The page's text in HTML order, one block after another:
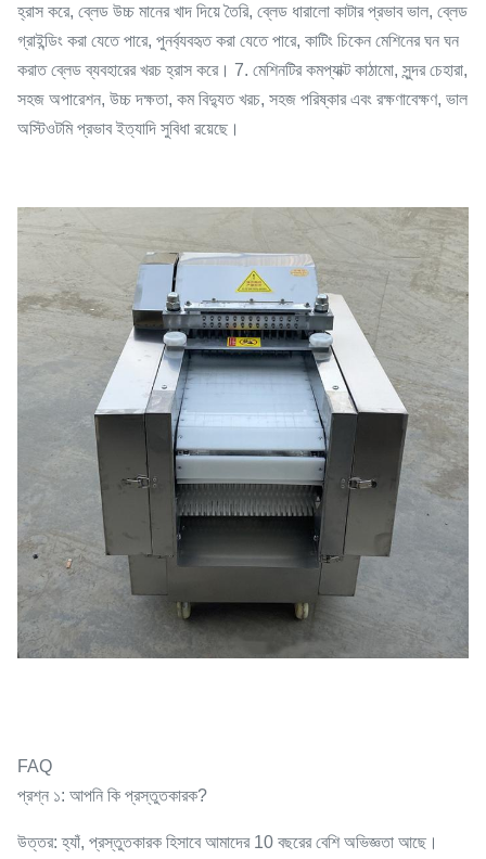
হ্রাস করে, ব্লেড উচ্চ মানের খাদ দিয়ে তৈরি, ব্লেড ধারালো কাটার প্রভাব ভাল, ব্লেড
গ্রাইন্ডিং করা যেতে পারে, পুনর্ব্যবহৃত করা যেতে পারে, কাটিং চিকেন মেশিনের ঘন ঘন
করাত ব্লেড ব্যবহারের খরচ হ্রাস করে। 7. মেশিনটির কমপ্যাক্ট কাঠামো, সুন্দর চেহারা,
সহজ অপারেশন, উচ্চ দক্ষতা, কম বিদ্যুত খরচ, সহজ পরিষ্কার এবং রক্ষণাবেক্ষণ, ভাল
অস্টিওটমি প্রভাব ইত্যাদি সুবিধা রয়েছে।
FAQ
প্রশ্ন ১: আপনি কি প্রস্তুতকারক?
উত্তর: হ্যাঁ, প্রস্তুতকারক হিসাবে আমাদের 10 বছরের বেশি অভিজ্ঞতা আছে।